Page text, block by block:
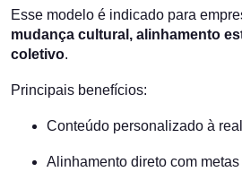
Esse modelo é indicado para
mudança cultural, alinhamento
coletivo.
Principais benefícios:
Conteúdo personalizado à
Alinhamento direto com